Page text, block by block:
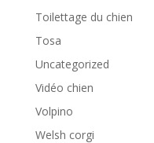
Toilettage du chien
Tosa
Uncategorized
Vidéo chien
Volpino
Welsh corgi